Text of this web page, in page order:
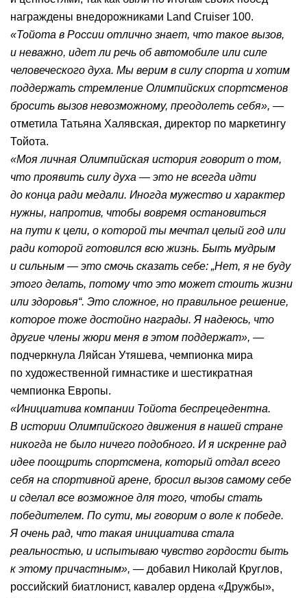
награждены внедорожниками Land Cruiser 100.
«Тойота в России отлично знает, что такое вызов,
и неважно, идет ли речь об автомобиле или силе
человеческого духа. Мы верим в силу спорта и хотим
поддержать стремление Олимпийских спортсменов
бросить вызов невозможному, преодолеть себя», —
отметила Татьяна Халявская, директор по маркетингу
Тойота.
«Моя личная Олимпийская история говорит о том,
что проявить силу духа — это не всегда идти
до конца ради медали. Иногда мужество и характер
нужны, напротив, чтобы вовремя остановиться
на пути к цели, о которой ты мечтал целый год или
ради которой готовился всю жизнь. Быть мудрым
и сильным — это смочь сказать себе: „Нет, я не буду
этого делать, потому что это может стоить жизни
или здоровья“. Это сложное, но правильное решение,
которое тоже достойно награды. Я надеюсь, что
другие члены жюри меня в этом поддержат», —
подчеркнула Ляйсан Утяшева, чемпионка мира
по художественной гимнастике и шестикратная
чемпионка Европы.
«Инициатива компании Тойота беспрецедентна.
В истории Олимпийского движения в нашей стране
никогда не было ничего подобного. И я искренне рад
идее поощрить спортсмена, который отдал всего
себя на спортивной арене, бросил вызов самому себе
и сделал все возможное для того, чтобы стать
победителем. По сути, мы говорим о воле к победе.
Я очень рад, что такая инициатива стала
реальностью, и испытываю чувство гордости быть
к этому причастным», — добавил Николай Круглов,
российский биатлонист, кавалер ордена «Дружбы»,